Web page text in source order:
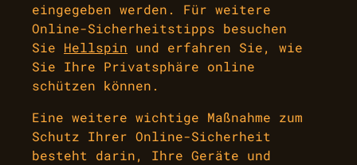
eingegeben werden. Für weitere
Online-Sicherheitstipps besuchen
Sie Hellspin und erfahren Sie, wie
Sie Ihre Privatsphäre online
schützen können.
Eine weitere wichtige Maßnahme zum
Schutz Ihrer Online-Sicherheit
besteht darin, Ihre Geräte und